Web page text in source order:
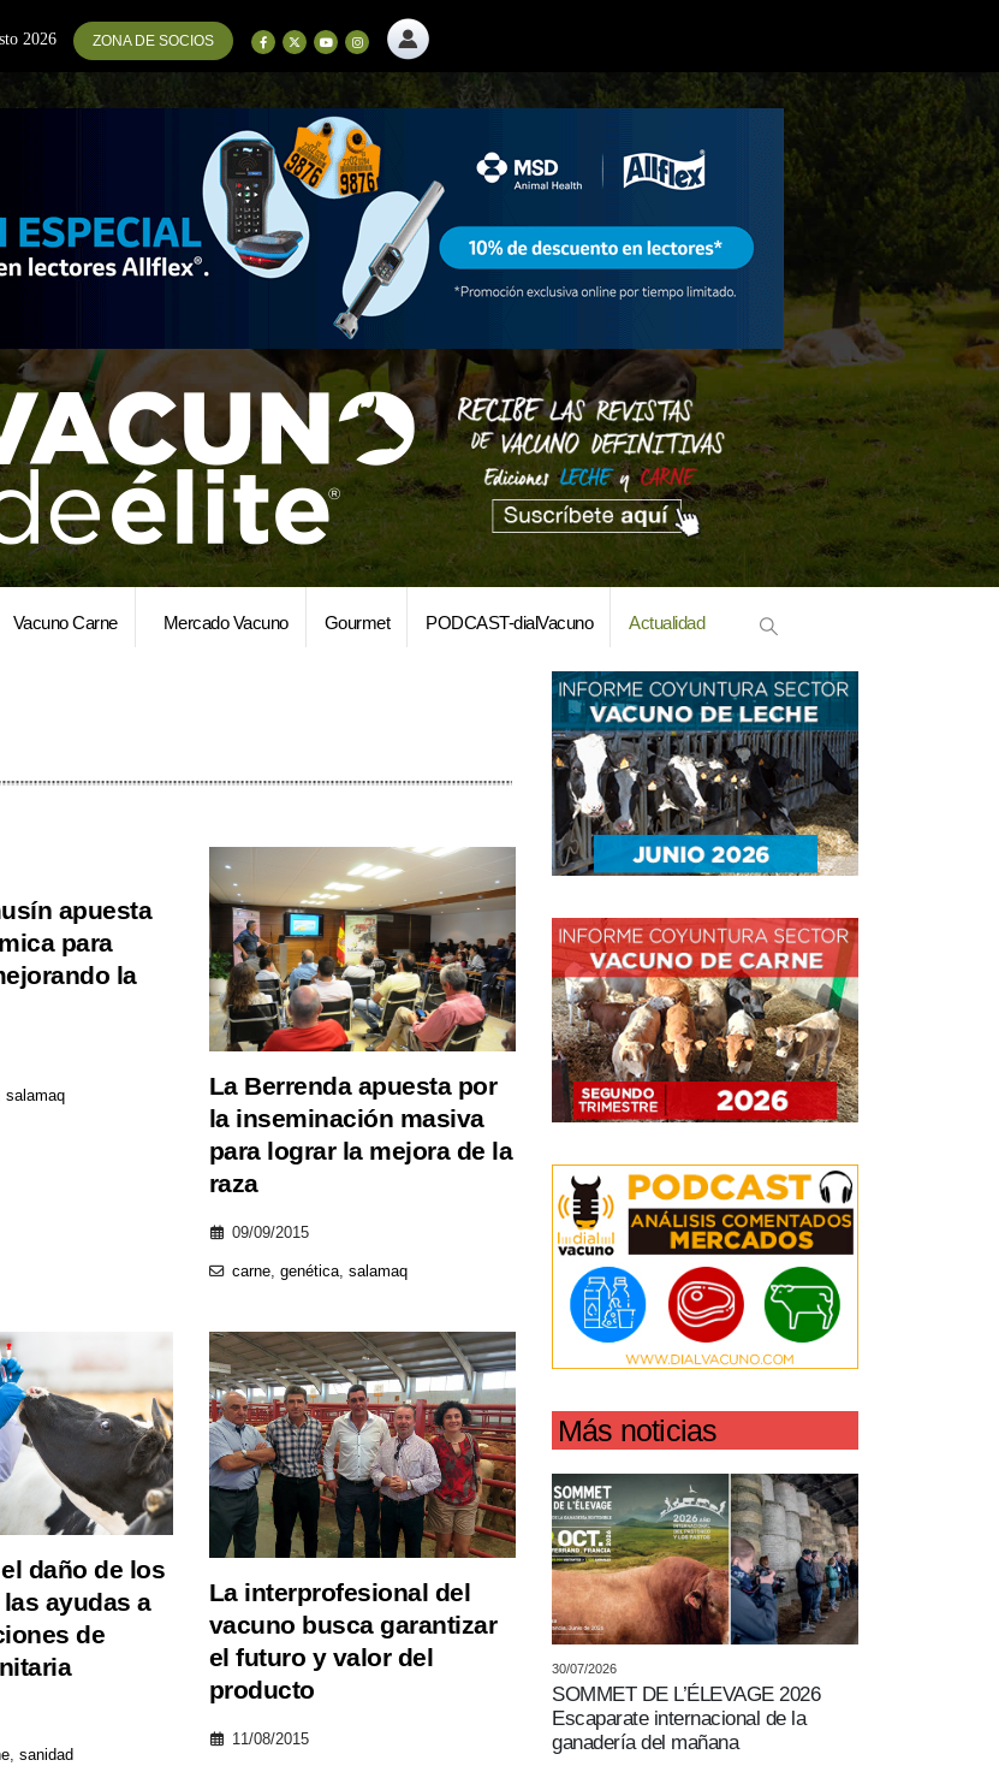
2026 ZONA DE SOCIOS
Vacuno Carne Mercado Vacuno Gourmet PODCAST-dialVacuno Actualidad
apuesta
para
la
salamaq
La Berrenda apuesta por
la inseminación masiva
para lograr la mejora de la
raza
09/09/2015
carne, genética, salamaq
daño de los
ayudas a
de
, sanidad
La interprofesional del
vacuno busca garantizar
el futuro y valor del
producto
11/08/2015
Más noticias
30/07/2026
SOMMET DE L’ÉLEVAGE 2026
Escaparate internacional de la
ganadería del mañana